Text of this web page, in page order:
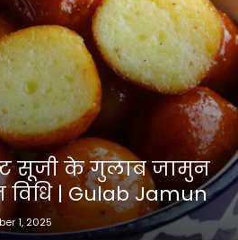
सूजी के गुलाब जामुन
| Gulab Jamun
1, 2025